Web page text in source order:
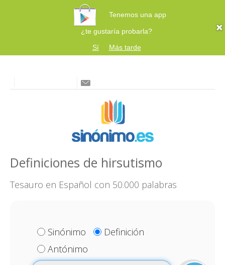
Tenemos una app
¿te gustaría probarla?
Sí
Más tarde
Definiciones de hirsutismo
Tesauro en Español con 50.000 palabras
Sinónimo
Definición
Antónimo